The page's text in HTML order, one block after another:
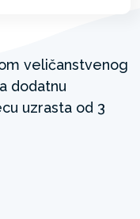
veličanstvenog
dodatnu
uzrasta od 3